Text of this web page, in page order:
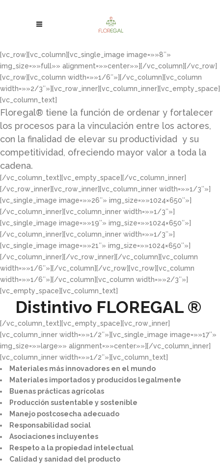
[vc_row][vc_column][vc_single_image image=»»8″»
img_size=»»full»» alignment=»»center»»][/vc_column][/vc_row]
[vc_row][vc_column width=»»1/6″»][/vc_column][vc_column
width=»»2/3″»][vc_row_inner][vc_column_inner][vc_empty_space]
[vc_column_text]
Floregal® tiene la función de ordenar y fortalecer
los procesos para la vinculación entre los actores,
con la finalidad de elevar su productividad y su
competitividad, ofreciendo mayor valor a toda la
cadena.
[/vc_column_text][vc_empty_space][/vc_column_inner]
[/vc_row_inner][vc_row_inner][vc_column_inner width=»»1/3″»]
[vc_single_image image=»»26″» img_size=»»1024×650″»]
[/vc_column_inner][vc_column_inner width=»»1/3″»]
[vc_single_image image=»»19″» img_size=»»1024×650″»]
[/vc_column_inner][vc_column_inner width=»»1/3″»]
[vc_single_image image=»»21″» img_size=»»1024×650″»]
[/vc_column_inner][/vc_row_inner][/vc_column][vc_column
width=»»1/6″»][/vc_column][/vc_row][vc_row][vc_column
width=»»1/6″»][/vc_column][vc_column width=»»2/3″»]
[vc_empty_space][vc_column_text]
Distintivo FLOREGAL ®
[/vc_column_text][vc_empty_space][vc_row_inner]
[vc_column_inner width=»»1/2″»][vc_single_image image=»»17″»
img_size=»»large»» alignment=»»center»»][/vc_column_inner]
[vc_column_inner width=»»1/2″»][vc_column_text]
Materiales más innovadores en el mundo​
Materiales importados y producidos legalmente​
Buenas prácticas agrícolas​
Producción sustentable y sostenible​
Manejo postcosecha adecuado​
Responsabilidad social​
Asociaciones incluyentes​
Respeto a la propiedad intelectual​​
Calidad y sanidad del producto​